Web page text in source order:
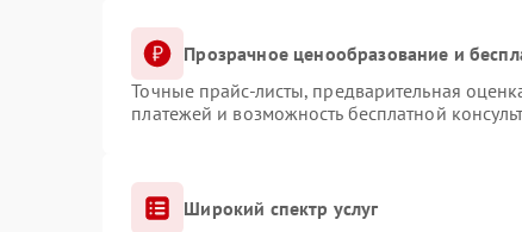
Прозрачное ценообразование и
Точные прайс-листы, предварительная
платежей и возможность бесплатной
Широкий спектр услуг